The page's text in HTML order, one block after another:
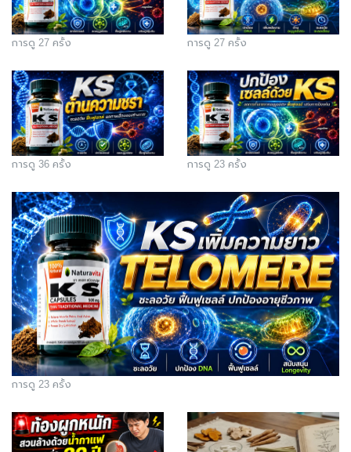
การดู 27 ครั้ง การดู 27 ครั้ง
การดู 36 ครั้ง การดู 23 ครั้ง
การดู 23 ครั้ง